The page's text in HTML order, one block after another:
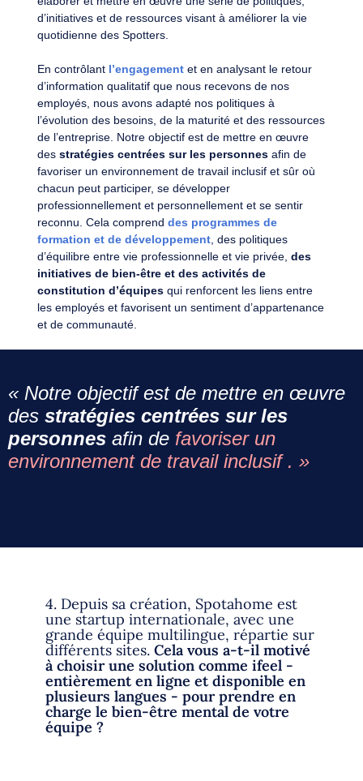
d’initiatives et de ressources visant à améliorer la vie
quotidienne des Spotters.
En contrôlant l’engagement et en analysant le retour
d’information qualitatif que nous recevons de nos
employés, nous avons adapté nos politiques à
l’évolution des besoins, de la maturité et des ressources
de l’entreprise. Notre objectif est de mettre en œuvre
des stratégies centrées sur les personnes afin de
favoriser un environnement de travail inclusif et sûr où
chacun peut participer, se développer
professionnellement et personnellement et se sentir
reconnu. Cela comprend des programmes de
formation et de développement , des politiques
d’équilibre entre vie professionnelle et vie privée, des
initiatives de bien-être et des activités de
constitution d’équipes qui renforcent les liens entre
les employés et favorisent un sentiment d’appartenance
et de communauté.
« Notre objectif est de mettre en œuvre
des stratégies centrées sur les
personnes afin de favoriser un
environnement de travail inclusif . »
4. Depuis sa création, Spotahome est
une startup internationale, avec une
grande équipe multilingue, répartie sur
différents sites. Cela vous a-t-il motivé
à choisir une solution comme ifeel -
entièrement en ligne et disponible en
plusieurs langues - pour prendre en
charge le bien-être mental de votre
équipe ?